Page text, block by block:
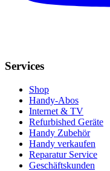
Services
Shop
Handy-Abos
Internet & TV
Refurbished Geräte
Handy Zubehör
Handy verkaufen
Reparatur Service
Geschäftskunden